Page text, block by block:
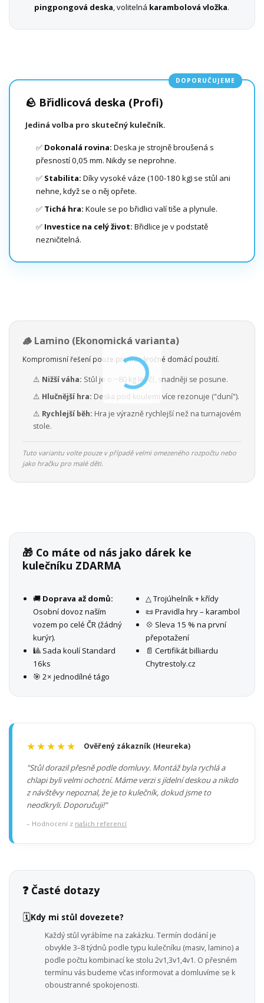
pingpongová deska, volitelná karambolová vložka.
DOPORUČUJEME
🪨 Břidlicová deska (Profi)
Jediná volba pro skutečný kulečník.
✅ Dokonalá rovina: Deska je strojně broušená s
přesností 0,05 mm. Nikdy se neprohne.
✅ Stabilita: Díky vysoké váze (100-180 kg) se stůl ani
nehne, když se o něj opřete.
✅ Tichá hra: Koule se po břidlici valí tiše a plynule.
✅ Investice na celý život: Břidlice je v podstatě
nezničitelná.
🪵 Lamino (Ekonomická varianta)
Kompromisní řešení pouze pro nenáročné domácí použití.
⚠️ Nižší váha: Stůl je o ~80 kg lehčí, snadněji se posune.
⚠️ Hlučnější hra: Deska pod koulemi více rezonuje ("duní").
⚠️ Rychlejší běh: Hra je výrazně rychlejší než na turnajovém
stole.
Tuto variantu volte pouze v případě velmi omezeného rozpočtu nebo
jako hračku pro malé děti.
🎁 Co máte od nás jako dárek ke
kulečníku ZDARMA
🚚 Doprava až domů:
Osobní dovoz naším
vozem po celé ČR (žádný
kurýr).
🎱 Sada koulí Standard
16ks
🎯 2× jednodílné tágo
△ Trojúhelník + křídy
📜 Pravidla hry – karambol
💠 Sleva 15 % na první
přepotažení
📄 Certifikát billiardu
Chytrestoly.cz
★★★★★ Ověřený zákazník (Heureka)
"Stůl dorazil přesně podle domluvy. Montáž byla rychlá a
chlapi byli velmi ochotní. Máme verzi s jídelní deskou a nikdo
z návštěvy nepoznal, že je to kulečník, dokud jsme to
neodkryli. Doporučuji!"
– Hodnocení z našich referencí
❓ Časté dotazy
🗓️Kdy mi stůl dovezete?
Každý stůl vyrábíme na zakázku. Termín dodání je
obvykle 3–8 týdnů podle typu kulečníku (masiv, lamino) a
podle počtu kombinací ke stolu 2v1,3v1,4v1. O přesném
termínu vás budeme včas informovat a domluvíme se k
oboustranné spokojenosti.